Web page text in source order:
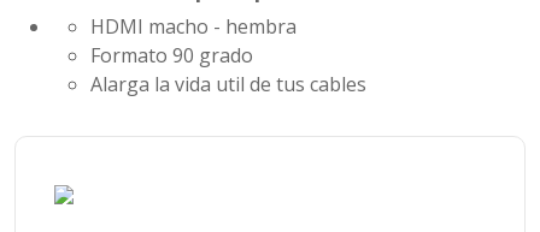
HDMI macho - hembra
Formato 90 grado
Alarga la vida util de tus cables